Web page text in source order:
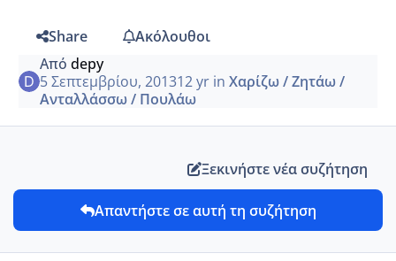
Share
Ακόλουθοι
Από depy
5 Σεπτεμβρίου, 201312 yrin Χαρίζω / Ζητάω /
Ανταλλάσσω / Πουλάω
Ξεκινήστε νέα συζήτηση
Απαντήστε σε αυτή τη συζήτηση